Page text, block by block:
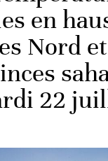
en
Nord
22